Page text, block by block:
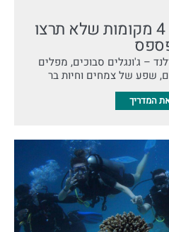
טרקים בתאילנד – 4 מקומות שלא תרצו
– ג'ונגלים סבוכים, מפלים
שפע של צמחים וחיות בר
המדריך